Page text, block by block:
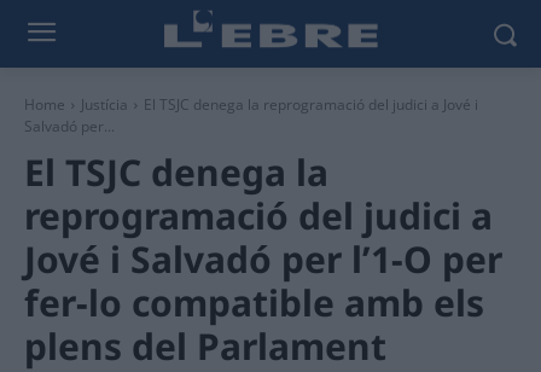
Home Justícia
El TSJC denega la reprogramació del judici a Jové i
Salvadó per...
El TSJC denega la
reprogramació del judici a
Jové i Salvadó per l’1-O per
fer-lo compatible amb els
plens del Parlament